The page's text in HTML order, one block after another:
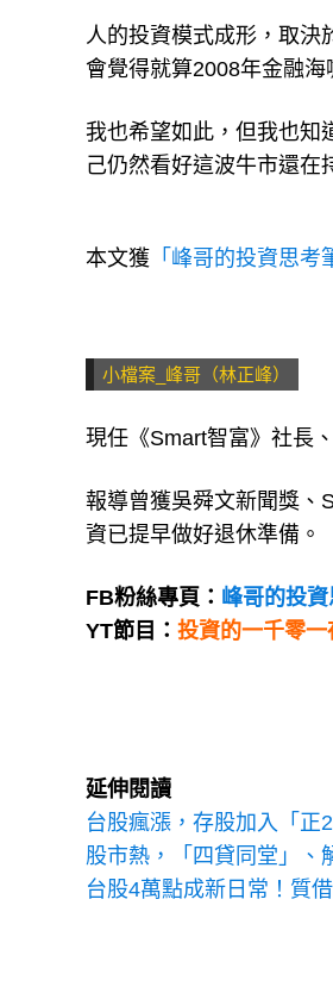
人的投資模式成形，取決
會覺得就算2008年金融海
我也希望如此，但我也知
己仍然看好這波牛市還在
本文獲 「峰哥的投資思考
小檔案_峰哥（林正峰）
現任《Smart智富》社長
報導曾獲吳舜文新聞獎、
資已提早做好退休準備。
FB粉絲專頁： 峰哥的投
YT節目： 投資的一千零一
延伸閱讀
台股瘋漲，存股加入「正
股市熱，「四貸同堂」、
台股4萬點成新日常！質